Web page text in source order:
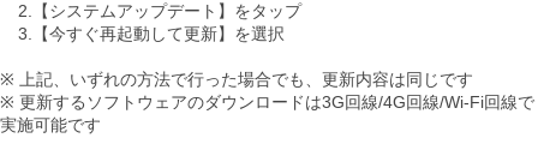
2.【システムアップデート】をタップ
3.【今すぐ再起動して更新】を選択
※ 上記、いずれの方法で行った場合でも、更新内容は同じです
※ 更新するソフトウェアのダウンロードは3G回線/4G回線/Wi-Fi回線で
実施可能です